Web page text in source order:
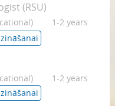
(RSU)
1-2 years
1-2 years